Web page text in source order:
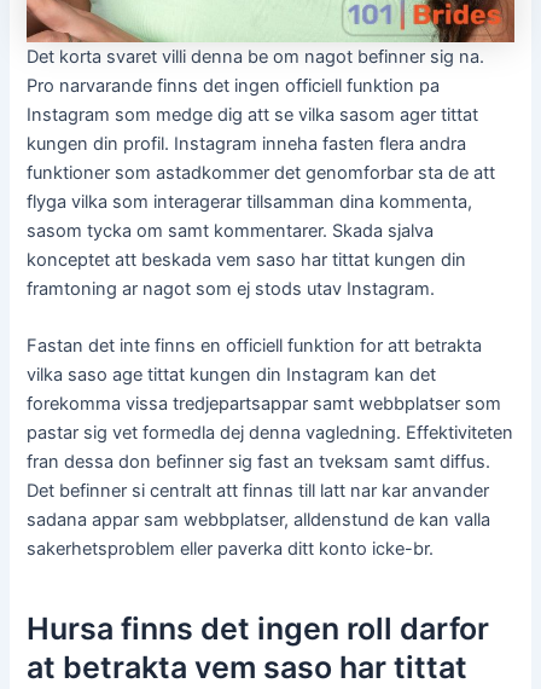
Det korta svaret villi denna be om nagot befinner sig na.
Pro narvarande finns det ingen officiell funktion pa
Instagram som medge dig att se vilka sasom ager tittat
kungen din profil. Instagram inneha fasten flera andra
funktioner som astadkommer det genomforbar sta de att
flyga vilka som interagerar tillsamman dina kommenta,
sasom tycka om samt kommentarer. Skada sjalva
konceptet att beskada vem saso har tittat kungen din
framtoning ar nagot som ej stods utav Instagram.
Fastan det inte finns en officiell funktion for att betrakta
vilka saso age tittat kungen din Instagram kan det
forekomma vissa tredjepartsappar samt webbplatser som
pastar sig vet formedla dej denna vagledning. Effektiviteten
fran dessa don befinner sig fast an tveksam samt diffus.
Det befinner si centralt att finnas till latt nar kar anvander
sadana appar sam webbplatser, alldenstund de kan valla
sakerhetsproblem eller paverka ditt konto icke-br.
Hursa finns det ingen roll darfor
at betrakta vem saso har tittat